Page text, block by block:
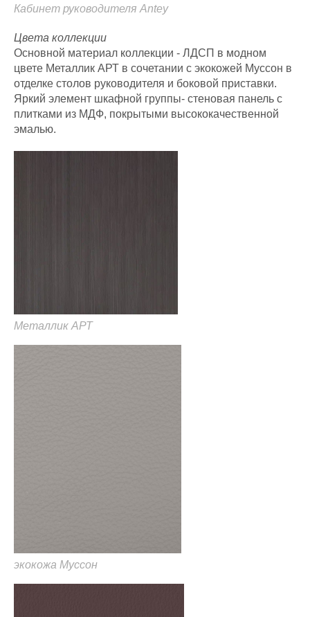
Кабинет руководителя Antey
Цвета коллекции
Основной материал коллекции - ЛДСП в модном
цвете Металлик АРТ в сочетании с экокожей Муссон в
отделке столов руководителя и боковой приставки.
Яркий элемент шкафной группы- стеновая панель с
плитками из МДФ, покрытыми высококачественной
эмалью.
Металлик АРТ
экокожа Муссон